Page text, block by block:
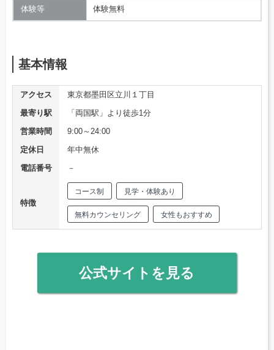
体験等 体験無料
基本情報
アクセス
東京都墨田区立川１丁目
最寄り駅
「両国駅」より徒歩1分
営業時間
9:00～24:00
定休日
年中無休
電話番号
－
特徴
コース制 見学・体験あり
無料カウンセリング 女性もおすすめ
公式サイトを見る